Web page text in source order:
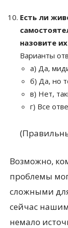
Есть ли
назовите
Варианты
а) Да,
б) Да, но
в) Нет,
г) Все
Возможно,
проблемы
сложными
сейчас
немало